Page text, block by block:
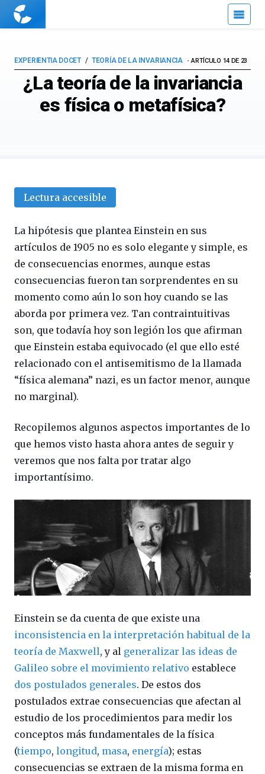
Cuaderno
¿La teoría de la invariancia
es física o metafísica?
EXPERIENTIA DOCET TEORÍA DE LA INVARIANCIA ARTÍCULO 14 DE 23
Lectura accesible
La hipótesis que plantea Einstein en sus
artículos de 1905 no es solo elegante y simple, es
de consecuencias enormes, aunque estas
consecuencias fueron tan sorprendentes en su
momento como aún lo son hoy cuando se las
aborda por primera vez. Tan contraintuitivas
son, que todavía hoy son legión los que afirman
que Einstein estaba equivocado (el que ello esté
relacionado con el antisemitismo de la llamada
“física alemana” nazi, es un factor menor, aunque
no marginal).
Recopilemos algunos aspectos importantes de lo
que hemos visto hasta ahora antes de seguir y
veremos que nos falta por tratar algo
importantísimo.
Einstein se da cuenta de que existe una
inconsistencia en la interpretación habitual de la
teoría de Maxwell, y al generalizar las ideas de
Galileo sobre el movimiento relativo establece
dos postulados generales. De estos dos
postulados extrae consecuencias que afectan al
estudio de los procedimientos para medir los
conceptos más fundamentales de la física
(tiempo, longitud, masa, energía); estas
consecuencias se extraen de la misma forma en